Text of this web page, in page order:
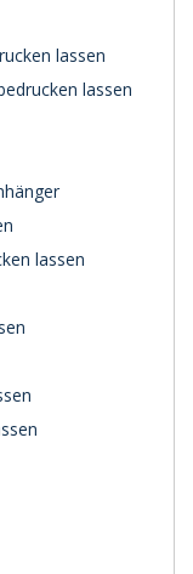
lassen
lassen
lassen